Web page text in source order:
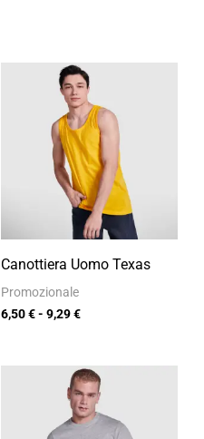
Canottiera Uomo Texas
Promozionale
6,50€- 9,29€
Fascia
di
prezzo:
da
6,50 €
a
9,29 €
Fascia
di
prezzo:
da